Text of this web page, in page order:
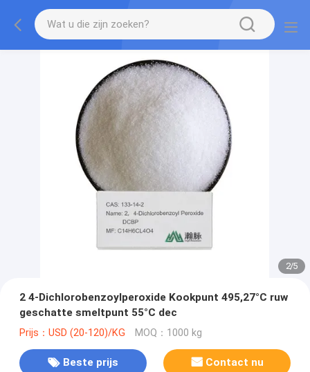
3/5
2 4-Dichlorobenzoylperoxide Kookpunt 495,27°C ruw
geschatte smeltpunt 55°C dec
Prijs：USD (20-120)/KG MOQ：1000 kg
Beste prijs Contact nu